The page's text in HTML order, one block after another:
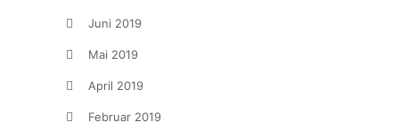
Juni 2019
Mai 2019
April 2019
Februar 2019